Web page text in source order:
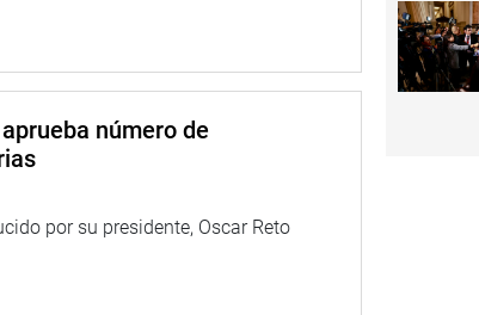
número de
por su presidente, Oscar Reto